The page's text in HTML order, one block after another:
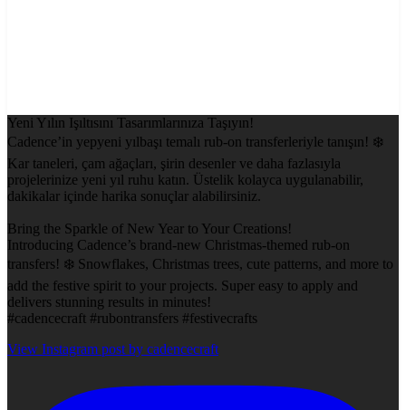
Yeni Yılın Işıltısını Tasarımlarınıza Taşıyın!
Cadence’in yepyeni yılbaşı temalı rub-on transferleriyle tanışın! ❄️
Kar taneleri, çam ağaçları, şirin desenler ve daha fazlasıyla
projelerinize yeni yıl ruhu katın. Üstelik kolayca uygulanabilir,
dakikalar içinde harika sonuçlar alabilirsiniz.
Bring the Sparkle of New Year to Your Creations!
Introducing Cadence’s brand-new Christmas-themed rub-on
transfers! ❄️ Snowflakes, Christmas trees, cute patterns, and more to
add the festive spirit to your projects. Super easy to apply and
delivers stunning results in minutes!
#cadencecraft #rubontransfers #festivecrafts
View Instagram post by cadencecraft